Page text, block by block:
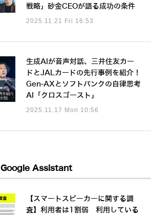
戦略」砂金CEOが語る成功の条件
2025.11.21 Fri 16:53
生成AIが音声対話、三井住友カー
ドとJALカードの先行事例を紹介！
Gen-AXとソフトバンクの自律思考
AI「クロスゴースト」
2025.11.17 Mon 10:56
Google Assistant
【スマートスピーカーに関する調
査】利用者は1割弱 利用している